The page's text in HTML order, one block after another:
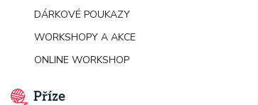
DÁRKOVÉ POUKAZY
WORKSHOPY A AKCE
ONLINE WORKSHOP
Příze